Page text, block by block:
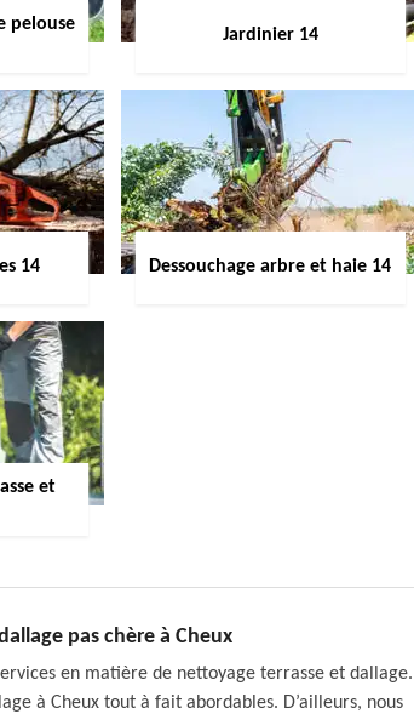
pelouse
Jardinier 14
14 Dessouchage arbre et haie 14
et
pas chère à Cheux
en matière de nettoyage terrasse et dallage.
à Cheux tout à fait abordables. D’ailleurs, nous